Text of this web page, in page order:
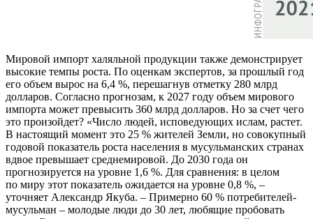
Мировой импорт халяльной продукции также демонстрирует
высокие темпы роста. По оценкам экспертов, за прошлый год
его объем вырос на 6,4 %, перешагнув отметку 280 млрд
долларов. Согласно прогнозам, к 2027 году объем мирового
импорта может превысить 360 млрд долларов. Но за счет чего
это произойдет? «Число людей, исповедующих ислам, растет.
В настоящий момент это 25 % жителей Земли, но совокупный
годовой показатель роста населения в мусульманских странах
вдвое превышает среднемировой. До 2030 года он
прогнозируется на уровне 1,6 %. Для сравнения: в целом
по миру этот показатель ожидается на уровне 0,8 %, –
уточняет Александр Якуба. – Примерно 60 % потребителей-
мусульман – молодые люди до 30 лет, любящие пробовать